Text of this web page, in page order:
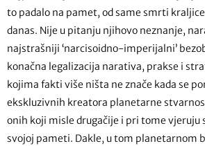
to padalo na pamet, od same smrti
danas. Nije u pitanju njihovo neznanje,
najstrašniji ‘narcisoidno-imperijalni’
konačna legalizacija narativa, prakse i
kojima fakti više ništa ne znače kada se
ekskluzivnih kreatora planetarne
onih koji misle drugačije i pri tome vjeruju
svojoj pameti. Dakle, u tom planetarnom